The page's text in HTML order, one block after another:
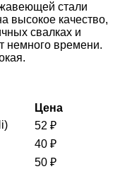
стали
высокое качество,
свалках и
немного времени.
Цена
52 ₽
40 ₽
50 ₽